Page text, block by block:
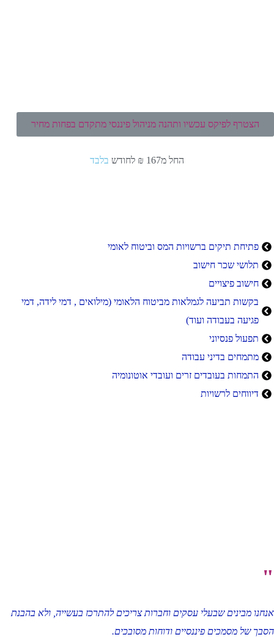
הצטרף לפיקס עכשיו ותהנה מניהול פיננסי מתקדם בפחות מחיר
החל מ167 ₪ לחודש בלבד
פתיחת תיקים ברשויות המס וביטוח לאומי
תלושי שכר חישוב
חישוב פיצויים
בקשות תביעה לגמלאות מביטוח הלאומי (מילואים , דמי לידה, דמי
פגיעה בעבודה ועוד)
תפעול פנסיוני
מתמחים בדיני עבודה
התמחות בעובדים זרים ועובדי אוטונומיה
דיווחים לרשויות
"
אנחנו מבינים שבעלי עסקים וחברות צריכים להתרכז בעשייה, ולא בהבנת
הסבך של מסמכים פיננסיים ודוחות מסובכים.